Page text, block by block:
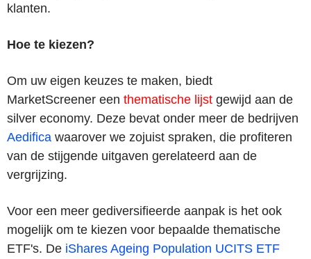
klanten.
Hoe te kiezen?
Om uw eigen keuzes te maken, biedt
MarketScreener een thematische lijst gewijd aan de
silver economy. Deze bevat onder meer de bedrijven
Aedifica waarover we zojuist spraken, die profiteren
van de stijgende uitgaven gerelateerd aan de
vergrijzing.
Voor een meer gediversifieerde aanpak is het ook
mogelijk om te kiezen voor bepaalde thematische
ETF's. De iShares Ageing Population UCITS ETF